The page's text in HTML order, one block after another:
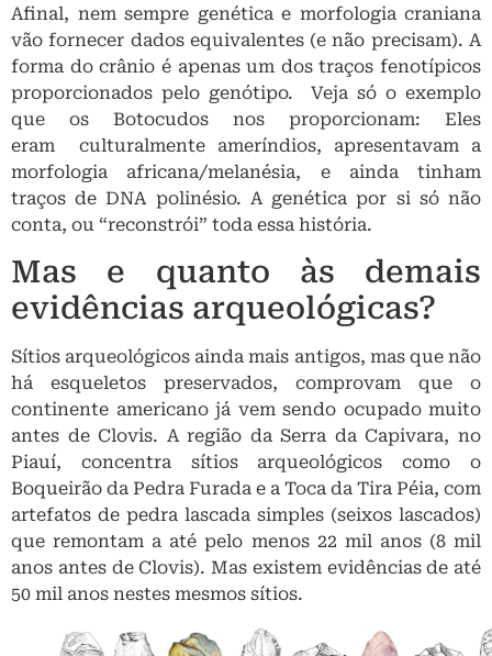
traços de DNA polinésio. A genética por si só não
conta, ou “reconstrói” toda essa história.
Mas e quanto às demais
evidências arqueológicas?
Sítios arqueológicos ainda mais antigos, mas que não
há esqueletos preservados, comprovam que o
continente americano já vem sendo ocupado muito
Piauí, concentra sítios arqueológicos como o
Boqueirão da Pedra Furada e a Toca da Tira Péia, com
artefatos de pedra lascada simples (seixos lascados)
que remontam a até pelo menos 22 mil anos (8 mil
anos antes de Clovis). Mas existem evidências de até
50 mil anos nestes mesmos sítios.
20 mil anos na região da Serra da Capivara.